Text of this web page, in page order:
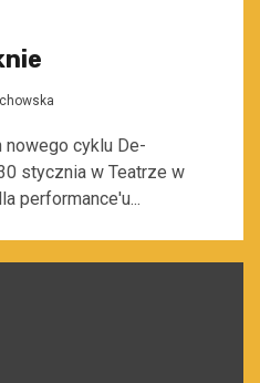
nowego cyklu De-
stycznia w Teatrze w
performance'u...